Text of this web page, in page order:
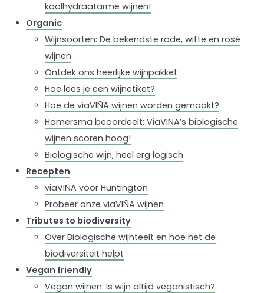
koolhydraatarme wijnen!
Organic
Wijnsoorten: De bekendste rode, witte en rosé
wijnen
Ontdek ons heerlijke wijnpakket
Hoe lees je een wijnetiket?
Hoe de viaVIÑA wijnen worden gemaakt?
Hamersma beoordeelt: ViaVIÑA’s biologische
wijnen scoren hoog!
Biologische wijn, heel erg logisch
Recepten
viaVIÑA voor Huntington
Probeer onze viaVIÑA wijnen
Tributes to biodiversity
Over Biologische wijnteelt en hoe het de
biodiversiteit helpt
Vegan friendly
Vegan wijnen. Is wijn altijd veganistisch?